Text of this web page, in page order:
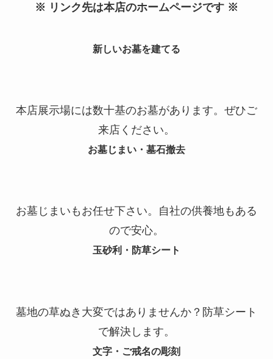
※ リンク先は本店のホームページです ※
新しいお墓を建てる
本店展示場には数十基のお墓があります。ぜひご
来店ください。
お墓じまい・墓石撤去
お墓じまいもお任せ下さい。自社の供養地もある
ので安心。
玉砂利・防草シート
墓地の草ぬき大変ではありませんか？防草シート
で解決します。
文字・ご戒名の彫刻